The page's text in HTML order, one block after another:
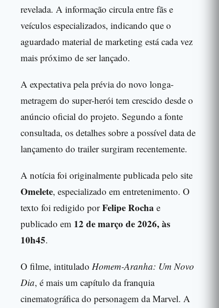
revelada. A informação circula entre fãs e
veículos especializados, indicando que o
aguardado material de marketing está cada vez
mais próximo de ser lançado.
A expectativa pela prévia do novo longa-
metragem do super-herói tem crescido desde o
anúncio oficial do projeto. Segundo a fonte
consultada, os detalhes sobre a possível data de
lançamento do trailer surgiram recentemente.
A notícia foi originalmente publicada pelo site
Omelete, especializado em entretenimento. O
texto foi redigido porFelipe Rocha e
publicado em 12 de março de 2026, às
10h45.
O filme, intitulado Homem-Aranha: Um Novo
Dia, é mais um capítulo da franquia
cinematográfica do personagem da Marvel. A